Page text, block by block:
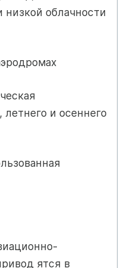
облачности
летнего и осеннего
ятся в